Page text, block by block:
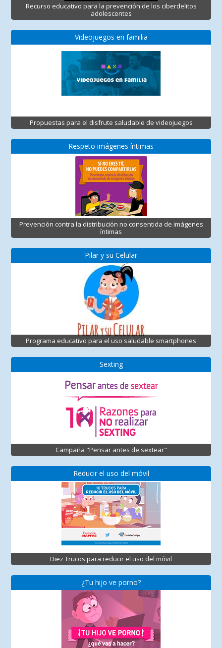
Recurso educativo para la prevención de los ciberdelitos
adolescentes
Videojuegos en familia
Propuestas para el disfrute saludable de videojuegos
Respeto imágenes íntimas
Prevención contra la distribución no consentida de imágenes
íntimas
Pilar y su Celular
Programa educativo para el uso saludable smartphones
Sexting
Campaña "Pensar antes de sextear"
Reducir el uso del móvil
Diez Trucos para reducir el uso del móvil
¿Tu hijo ve porno?